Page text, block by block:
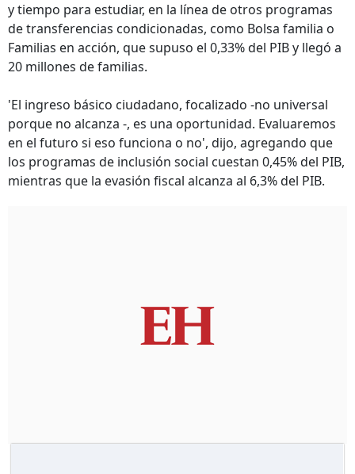
y tiempo para estudiar, en la línea de otros programas
de transferencias condicionadas, como Bolsa familia o
Familias en acción, que supuso el 0,33% del PIB y llegó a
20 millones de familias.
'El ingreso básico ciudadano, focalizado -no universal
porque no alcanza -, es una oportunidad. Evaluaremos
en el futuro si eso funciona o no', dijo, agregando que
los programas de inclusión social cuestan 0,45% del PIB,
mientras que la evasión fiscal alcanza al 6,3% del PIB.